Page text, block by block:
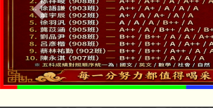
「本色祭」8/
場熱烈登場!
8/21下午1時